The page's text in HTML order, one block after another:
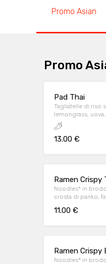
Promo Asian
Promo
Pad Thai
Tagliatelle di riso
lemongrass,
fagioli azuki,
cipollina e lime
13.00 €
Ramen Crispy
Noodles* in
crosta di panko,
11.00 €
Ramen Crispy
Noodles* in